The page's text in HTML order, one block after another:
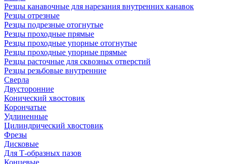
Резцы канавочные для нарезания внутренних канавок
Резцы отрезные
Резцы подрезные отогнутые
Резцы проходные прямые
Резцы проходные упорные отогнутые
Резцы проходные упорные прямые
Резцы расточные для сквозных отверстий
Резцы резьбовые внутренние
Сверла
Двусторонние
Конический хвостовик
Корончатые
Удлиненные
Цилиндрический хвостовик
Фрезы
Дисковые
Для Т-образных пазов
Концевые